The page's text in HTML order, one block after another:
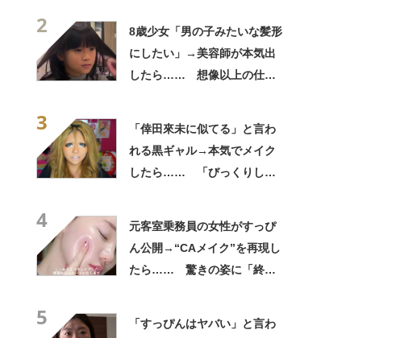
2
8歳少女「男の子みたいな髪形
にしたい」→美容師が本気出
したら…… 想像以上の仕上
3
「倖田來未に似てる」と言わ
れる黒ギャル→本気でメイク
したら…… 「びっくりし
4
元客室乗務員の女性がすっぴ
ん公開→“CAメイク”を再現し
たら…… 驚きの姿に「終始
5
「すっぴんはヤバい」と言わ